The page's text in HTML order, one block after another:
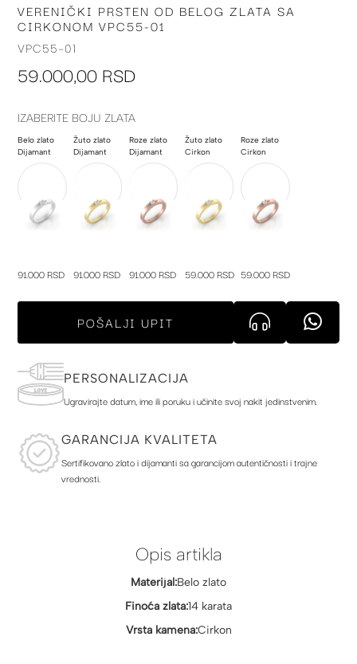
Skip
to
the
of
gallery
VERENIČKI PRSTEN OD BELOG ZLATA SA
CIRKONOM VPC55-01
VPC55-01
59.000,00 RSD
IZABERITE BOJU ZLATA
Belo zlato
Dijamant
91.000 RSD
Žuto zlato
Dijamant
91.000 RSD
Roze zlato
Dijamant
91.000 RSD
Žuto zlato
Cirkon
59.000 RSD
Roze zlato
Cirkon
59.000 RSD
POŠALJI UPIT
PERSONALIZACIJA
Ugravirajte datum, ime ili poruku i učinite svoj nakit jedinstvenim.
GARANCIJA KVALITETA
Sertifikovano zlato i dijamanti sa garancijom autentičnosti i trajne
vrednosti.
Opis artikla
Materijal:Belo zlato
Finoća zlata:14 karata
Vrsta kamena:Cirkon